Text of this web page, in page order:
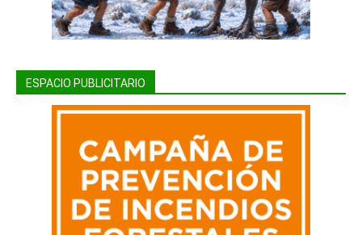
ESPACIO PUBLICITARIO